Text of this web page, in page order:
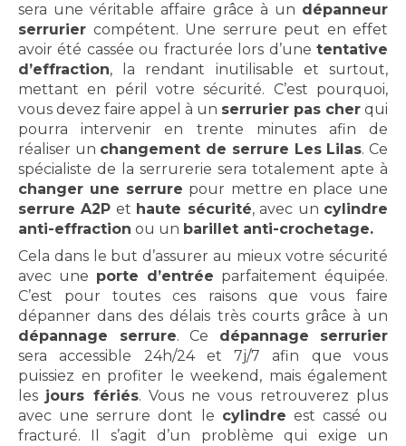
sera une véritable affaire grâce à un dépanneur
serrurier compétent. Une serrure peut en effet
avoir été cassée ou fracturée lors d’une tentative
d’effraction, la rendant inutilisable et surtout,
mettant en péril votre sécurité. C’est pourquoi,
vous devez faire appel à un serrurier pas cher qui
pourra intervenir en trente minutes afin de
réaliser un changement de serrure Les Lilas. Ce
spécialiste de la serrurerie sera totalement apte à
changer une serrure pour mettre en place une
serrure A2P et haute sécurité, avec un cylindre
anti-effraction ou un barillet anti-crochetage.
Cela dans le but d’assurer au mieux votre sécurité
avec une porte d’entrée parfaitement équipée.
C’est pour toutes ces raisons que vous faire
dépanner dans des délais très courts grâce à un
dépannage serrure. Ce dépannage serrurier
sera accessible 24h/24 et 7j/7 afin que vous
puissiez en profiter le weekend, mais également
les jours fériés. Vous ne vous retrouverez plus
avec une serrure dont le cylindre est cassé ou
fracturé. Il s’agit d’un problème qui exige un